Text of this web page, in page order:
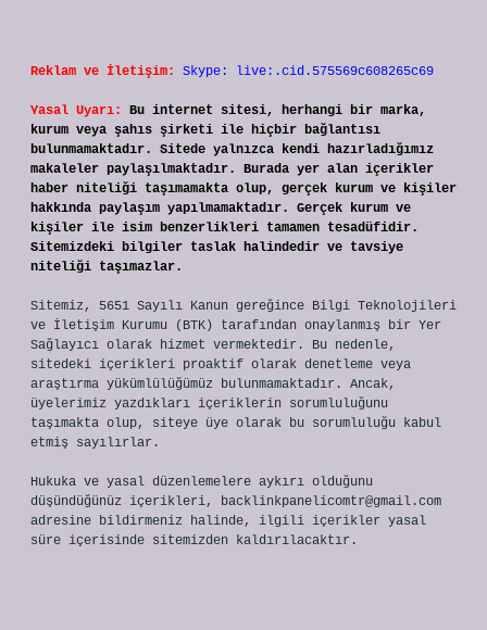
Reklam ve İletişim: Skype: live:.cid.575569c608265c69
Yasal Uyarı:
Bu internet sitesi, herhangi bir marka,
kurum veya şahıs şirketi ile hiçbir bağlantısı
bulunmamaktadır. Sitede yalnızca kendi hazırladığımız
makaleler paylaşılmaktadır. Burada yer alan içerikler
haber niteliği taşımamakta olup, gerçek kurum ve kişiler
hakkında paylaşım yapılmamaktadır. Gerçek kurum ve
kişiler ile isim benzerlikleri tamamen tesadüfidir.
Sitemizdeki bilgiler taslak halindedir ve tavsiye
niteliği taşımazlar.
Sitemiz, 5651 Sayılı Kanun gereğince Bilgi Teknolojileri
ve İletişim Kurumu (BTK) tarafından onaylanmış bir Yer
Sağlayıcı olarak hizmet vermektedir. Bu nedenle,
sitedeki içerikleri proaktif olarak denetleme veya
araştırma yükümlülüğümüz bulunmamaktadır. Ancak,
üyelerimiz yazdıkları içeriklerin sorumluluğunu
taşımakta olup, siteye üye olarak bu sorumluluğu kabul
etmiş sayılırlar.
Hukuka ve yasal düzenlemelere aykırı olduğunu
düşündüğünüz içerikleri, backlinkpanelicomtr@gmail.com
adresine bildirmeniz halinde, ilgili içerikler yasal
süre içerisinde sitemizden kaldırılacaktır.